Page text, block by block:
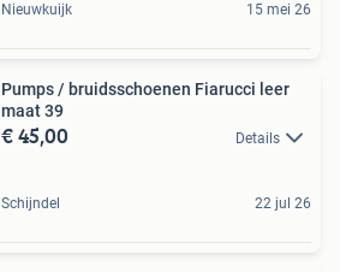
Nieuwkuijk 15 mei 26
Pumps / bruidsschoenen Fiarucci leer
maat 39
€ 45,00 Details
Schijndel 22 jul 26